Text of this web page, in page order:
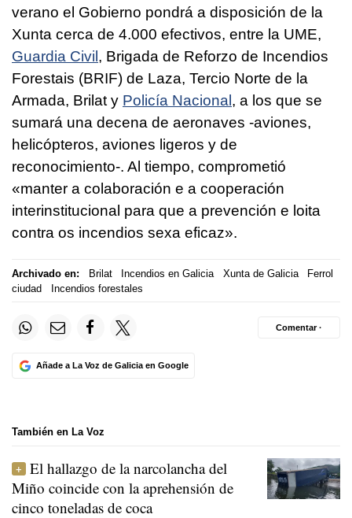
verano el Gobierno pondrá a disposición de la
Xunta cerca de 4.000 efectivos, entre la UME,
Guardia Civil , Brigada de Reforzo de Incendios
Forestais (BRIF) de Laza, Tercio Norte de la
Armada, Brilat y Policía Nacional , a los que se
sumará una decena de aeronaves -aviones,
helicópteros, aviones ligeros y de
reconocimiento-. Al tiempo, comprometió
«manter a colaboración e a cooperación
interinstitucional para que a prevención e loita
contra os incendios sexa eficaz».
Archivado en: Brilat Incendios en Galicia Xunta de Galicia
Ferrol
ciudad
Incendios forestales
Añade a La Voz de Galicia en Google
Comentar ·
También en La Voz
El hallazgo de la narcolancha del
Miño coincide con la aprehensión de
cinco toneladas de coca